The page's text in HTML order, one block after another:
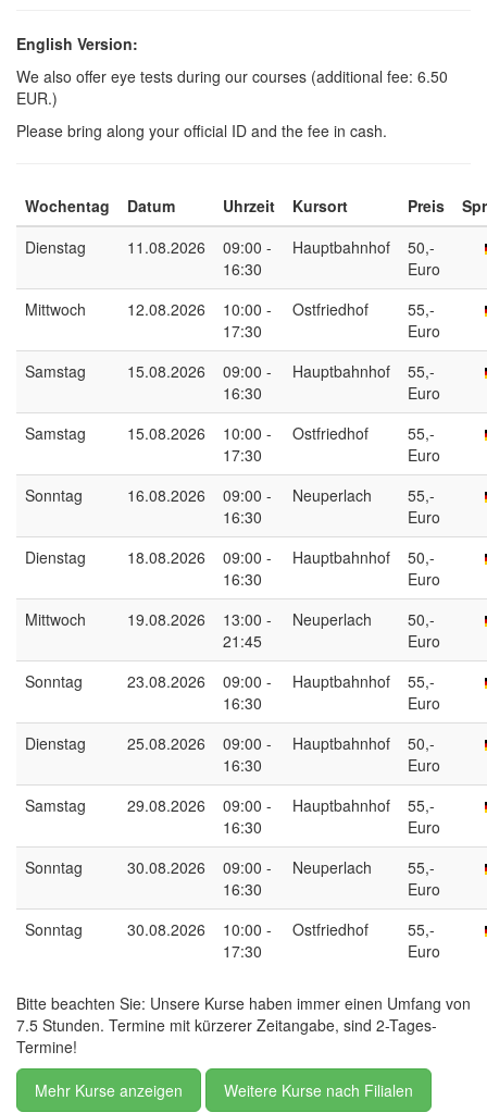
English Version:
We also offer eye tests during our courses (additional fee: 6.50
EUR.)
Please bring along your official ID and the fee in cash.
Wochentag Datum Uhrzeit Kursort Preis
Dienstag
11.08.2026
09:00 -
16:30
Hauptbahnhof
50,-
Euro
Mittwoch
12.08.2026
10:00 -
17:30
Ostfriedhof
55,-
Euro
Samstag
15.08.2026
09:00 -
16:30
Hauptbahnhof
55,-
Euro
Samstag
15.08.2026
10:00 -
17:30
Ostfriedhof
55,-
Euro
Sonntag
16.08.2026
09:00 -
16:30
Neuperlach
55,-
Euro
Dienstag
18.08.2026
09:00 -
16:30
Hauptbahnhof
50,-
Euro
Mittwoch
19.08.2026
13:00 -
21:45
Neuperlach
50,-
Euro
Sonntag
23.08.2026
09:00 -
16:30
Hauptbahnhof
55,-
Euro
Dienstag
25.08.2026
09:00 -
16:30
Hauptbahnhof
50,-
Euro
Samstag
29.08.2026
09:00 -
16:30
Hauptbahnhof
55,-
Euro
Sonntag
30.08.2026
09:00 -
16:30
Neuperlach
55,-
Euro
Sonntag
30.08.2026
10:00 -
17:30
Ostfriedhof
55,-
Euro
Bitte beachten Sie: Unsere Kurse haben immer einen Umfang von
7.5 Stunden. Termine mit kürzerer Zeitangabe, sind 2-Tages-
Termine!
Mehr Kurse anzeigen
Weitere Kurse nach Filialen